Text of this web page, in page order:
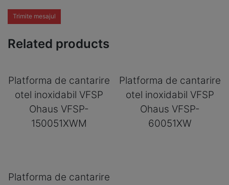
Trimite mesajul
Related products
Platforma de cantarire
otel inoxidabil VFSP
Ohaus VFSP-
150051XWM
Platforma de cantarire
otel inoxidabil VFSP
Ohaus VFSP-
60051XW
Platforma de cantarire